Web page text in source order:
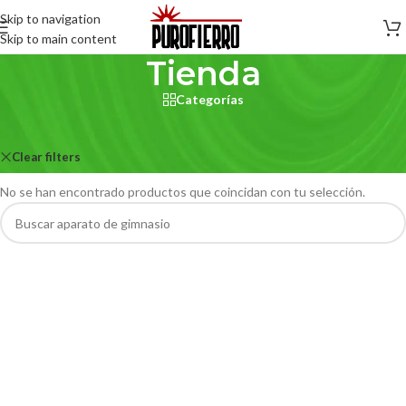
Skip to navigation
Skip to main content
Tienda
Categorías
Clear filters
No se han encontrado productos que coincidan con tu selección.